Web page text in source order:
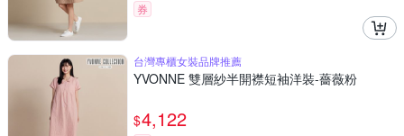
券
台灣專櫃女裝品牌推薦
YVONNE 雙層紗半開襟短袖洋裝-薔薇粉
$4,122